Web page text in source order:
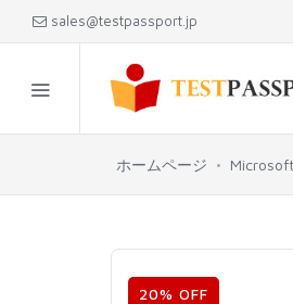
sales@testpassport.jp
ホームページ Microsoft
20% OFF